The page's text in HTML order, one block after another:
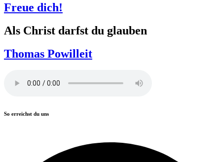
Freue dich!
Als Christ darfst du glauben
Thomas Powilleit
So erreichst du uns